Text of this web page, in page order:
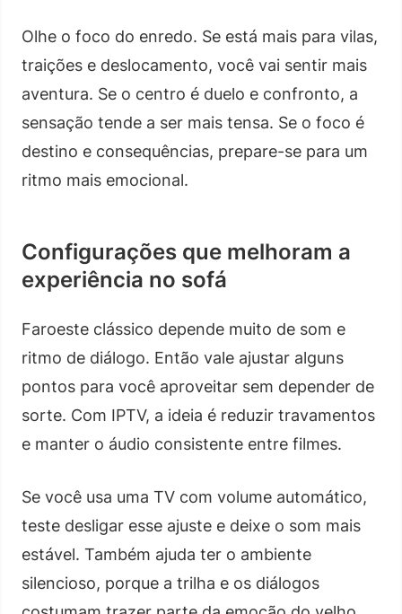
Olhe o foco do enredo. Se está mais para vilas,
traições e deslocamento, você vai sentir mais
aventura. Se o centro é duelo e confronto, a
sensação tende a ser mais tensa. Se o foco é
destino e consequências, prepare-se para um
ritmo mais emocional.
Configurações que melhoram a
experiência no sofá
Faroeste clássico depende muito de som e
ritmo de diálogo. Então vale ajustar alguns
pontos para você aproveitar sem depender de
sorte. Com IPTV, a ideia é reduzir travamentos
e manter o áudio consistente entre filmes.
Se você usa uma TV com volume automático,
teste desligar esse ajuste e deixe o som mais
estável. Também ajuda ter o ambiente
silencioso, porque a trilha e os diálogos